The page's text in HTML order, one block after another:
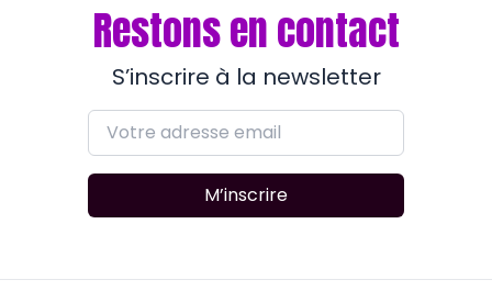
Restons en contact
S’inscrire à la newsletter
M’inscrire